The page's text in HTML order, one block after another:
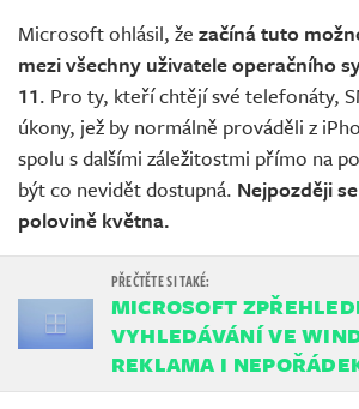
Microsoft ohlásil, že začíná tuto
mezi všechny uživatele operačního
11. Pro ty, kteří chtějí své telefonáty,
úkony, jež by normálně prováděli z
spolu s dalšími záležitostmi přímo na
být co nevidět dostupná. Nejpozději
polovině května.
MICROSOFT
VYHLEDÁVÁNÍ VE
REKLAMA I